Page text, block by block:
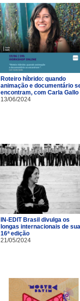
Roteiro híbrido: quando
animação e documentário
encontram, com Carla Gallo
13/06/2024
IN-EDIT Brasil divulga os
longas internacionais de sua
16ª edição
21/05/2024